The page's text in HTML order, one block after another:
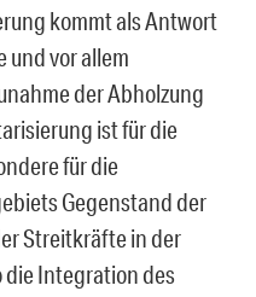
kommt als Antwort
und vor allem
der Abholzung
ist für die
für die
Gegenstand der
Streitkräfte in der
Integration des